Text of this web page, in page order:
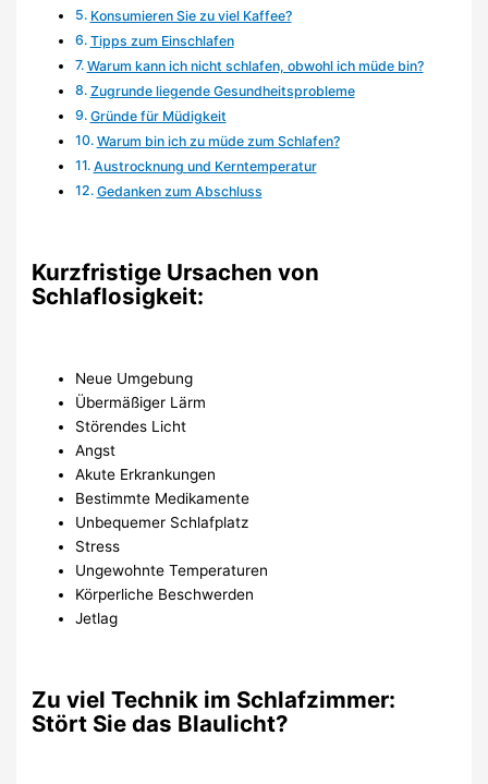
Konsumieren Sie zu viel Kaffee?
Tipps zum Einschlafen
Warum kann ich nicht schlafen, obwohl ich müde bin?
Zugrunde liegende Gesundheitsprobleme
Gründe für Müdigkeit
Warum bin ich zu müde zum Schlafen?
Austrocknung und Kerntemperatur
Gedanken zum Abschluss
Kurzfristige Ursachen von
Schlaflosigkeit:
Neue Umgebung
Übermäßiger Lärm
Störendes Licht
Angst
Akute Erkrankungen
Bestimmte Medikamente
Unbequemer Schlafplatz
Stress
Ungewohnte Temperaturen
Körperliche Beschwerden
Jetlag
Zu viel Technik im Schlafzimmer:
Stört Sie das Blaulicht?